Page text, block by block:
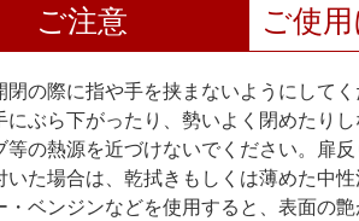
ご注意 ご使
の際に指や手を挟まないようにしてく
ぶら下がったり、勢いよく閉めたりし
の熱源を近づけないでください。扉反
た場合は、乾拭きもしくは薄めた中
ベンジンなどを使用すると、表面の